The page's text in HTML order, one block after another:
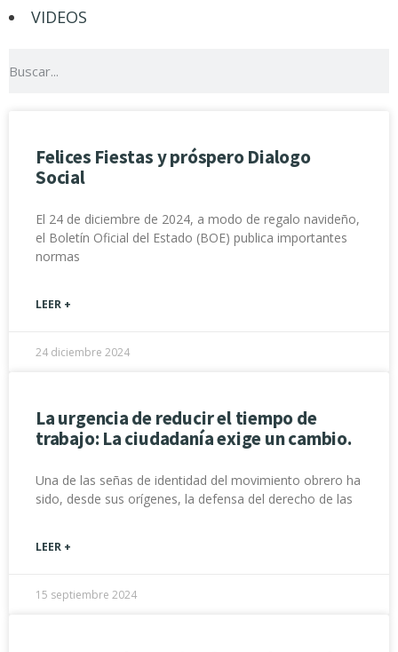
VIDEOS
Felices Fiestas y próspero Dialogo
Social
El 24 de diciembre de 2024, a modo de regalo navideño,
el Boletín Oficial del Estado (BOE) publica importantes
normas
LEER +
24 diciembre 2024
La urgencia de reducir el tiempo de
trabajo: La ciudadanía exige un cambio.
Una de las señas de identidad del movimiento obrero ha
sido, desde sus orígenes, la defensa del derecho de las
LEER +
15 septiembre 2024